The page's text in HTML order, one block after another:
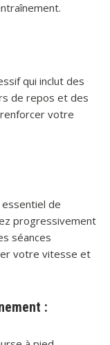
qui inclut des
de repos et des
votre
de
progressivement
séances
votre vitesse et
: